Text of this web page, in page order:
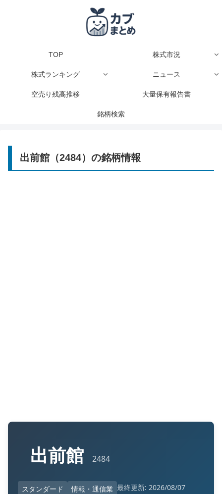
TOP 株式市況
株式ランキング ニュース
空売り残高推移 大量保有報告書
銘柄検索
出前館（2484）の銘柄情報
出前館 2484
スタンダード 情報・通信業 最終更新: 2026/08/07